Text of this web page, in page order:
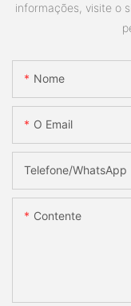
informações, visite o
Nome
O Email
Telefone/whatsApp
Contente